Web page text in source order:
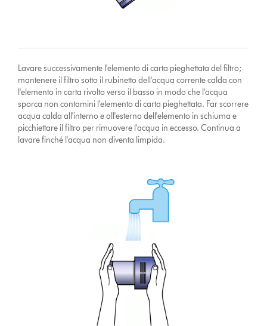
Lavare successivamente l'elemento di carta pieghettata del filtro;
mantenere il filtro sotto il rubinetto dell'acqua corrente calda con
l'elemento in carta rivolto verso il basso in modo che l'acqua
sporca non contamini l'elemento di carta pieghettata. Far scorrere
acqua calda all'interno e all'esterno dell'elemento in schiuma e
picchiettare il filtro per rimuovere l'acqua in eccesso. Continua a
lavare finché l'acqua non diventa limpida.